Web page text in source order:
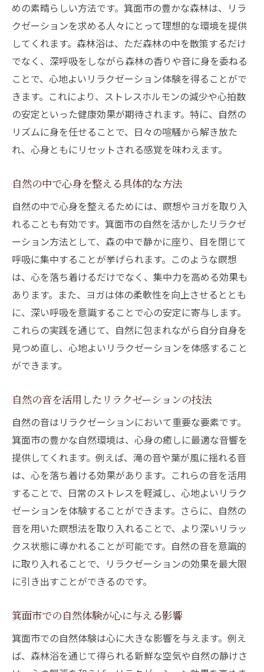
めの素晴らしい方法です。箕面市の豊かな森林は、リラ
クゼーションを求める人々にとって理想的な環境を提供
してくれます。森林浴は、ただ森林の中を散策するだけ
でなく、深呼吸をしながら森林の香りや音に身を委ねる
ことで、心地よいリラクゼーション体験を得ることがで
きます。これにより、ストレスホルモンの減少や心拍数
の安定といった健康効果が期待されます。特に、自然の
リズムに身を任せることで、日々の喧騒から解き放た
れ、心身ともにリセットされる感覚を味わえます。
自然の中で心身を整える具体的な方法
自然の中で心身を整えるためには、瞑想やヨガを取り入
れることも有効です。箕面市の自然を活かしたリラクゼ
ーション方法として、森の中で静かに座り、目を閉じて
呼吸に集中することが挙げられます。このような瞑想
は、心を落ち着けるだけでなく、集中力を高める効果も
あります。また、ヨガは体の柔軟性を向上させるととも
に、深い呼吸を意識することで心の安定に寄与します。
これらの実践を通じて、自然に包まれながら自分自身を
見つめ直し、心地よいリラクゼーションを体感すること
ができます。
自然の音を活用したリラクゼーションの技法
自然の音はリラクゼーションにおいて重要な要素です。
箕面市の豊かな自然環境は、心身の癒しに最適な音響を
提供してくれます。例えば、滝の音や葉が風に揺れる音
は、心を落ち着ける効果があります。これらの音を活用
することで、日常のストレスを軽減し、心地よいリラク
ゼーションを体験することができます。さらに、自然の
音を用いた瞑想法を取り入れることで、より深いリラッ
クス状態に導かれることが可能です。自然の音を意識的
に取り入れることで、リラクゼーションの効果を最大限
に引き出すことができるのです。
箕面市での自然体験が心に与える影響
箕面市での自然体験は心に大きな影響を与えます。例え
ば、森林浴を通じて得られる新鮮な空気や自然の静けさ